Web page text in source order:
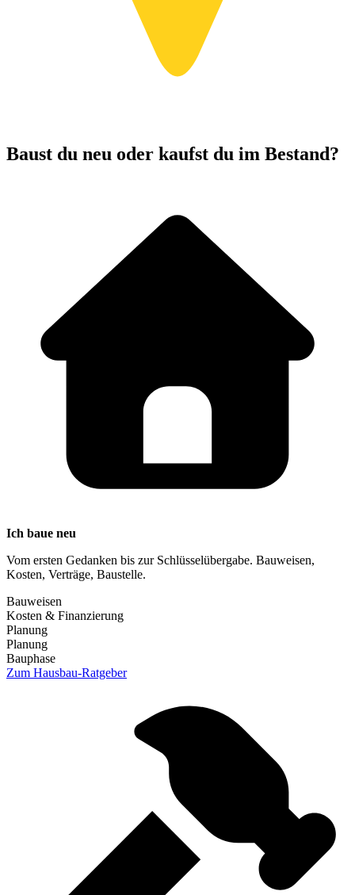
Baust du neu oder kaufst du im Bestand?
Ich baue neu
Vom ersten Gedanken bis zur Schlüsselübergabe. Bauweisen,
Kosten, Verträge, Baustelle.
Bauweisen
Kosten & Finanzierung
Planung
Planung
Bauphase
Zum Hausbau-Ratgeber